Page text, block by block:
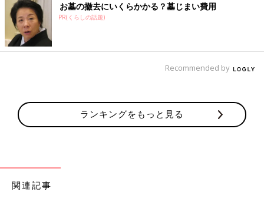
お墓の撤去にいくらかかる？墓じまい費用
PR(くらしの話題)
Recommended by
ランキングをもっと見る
関連記事